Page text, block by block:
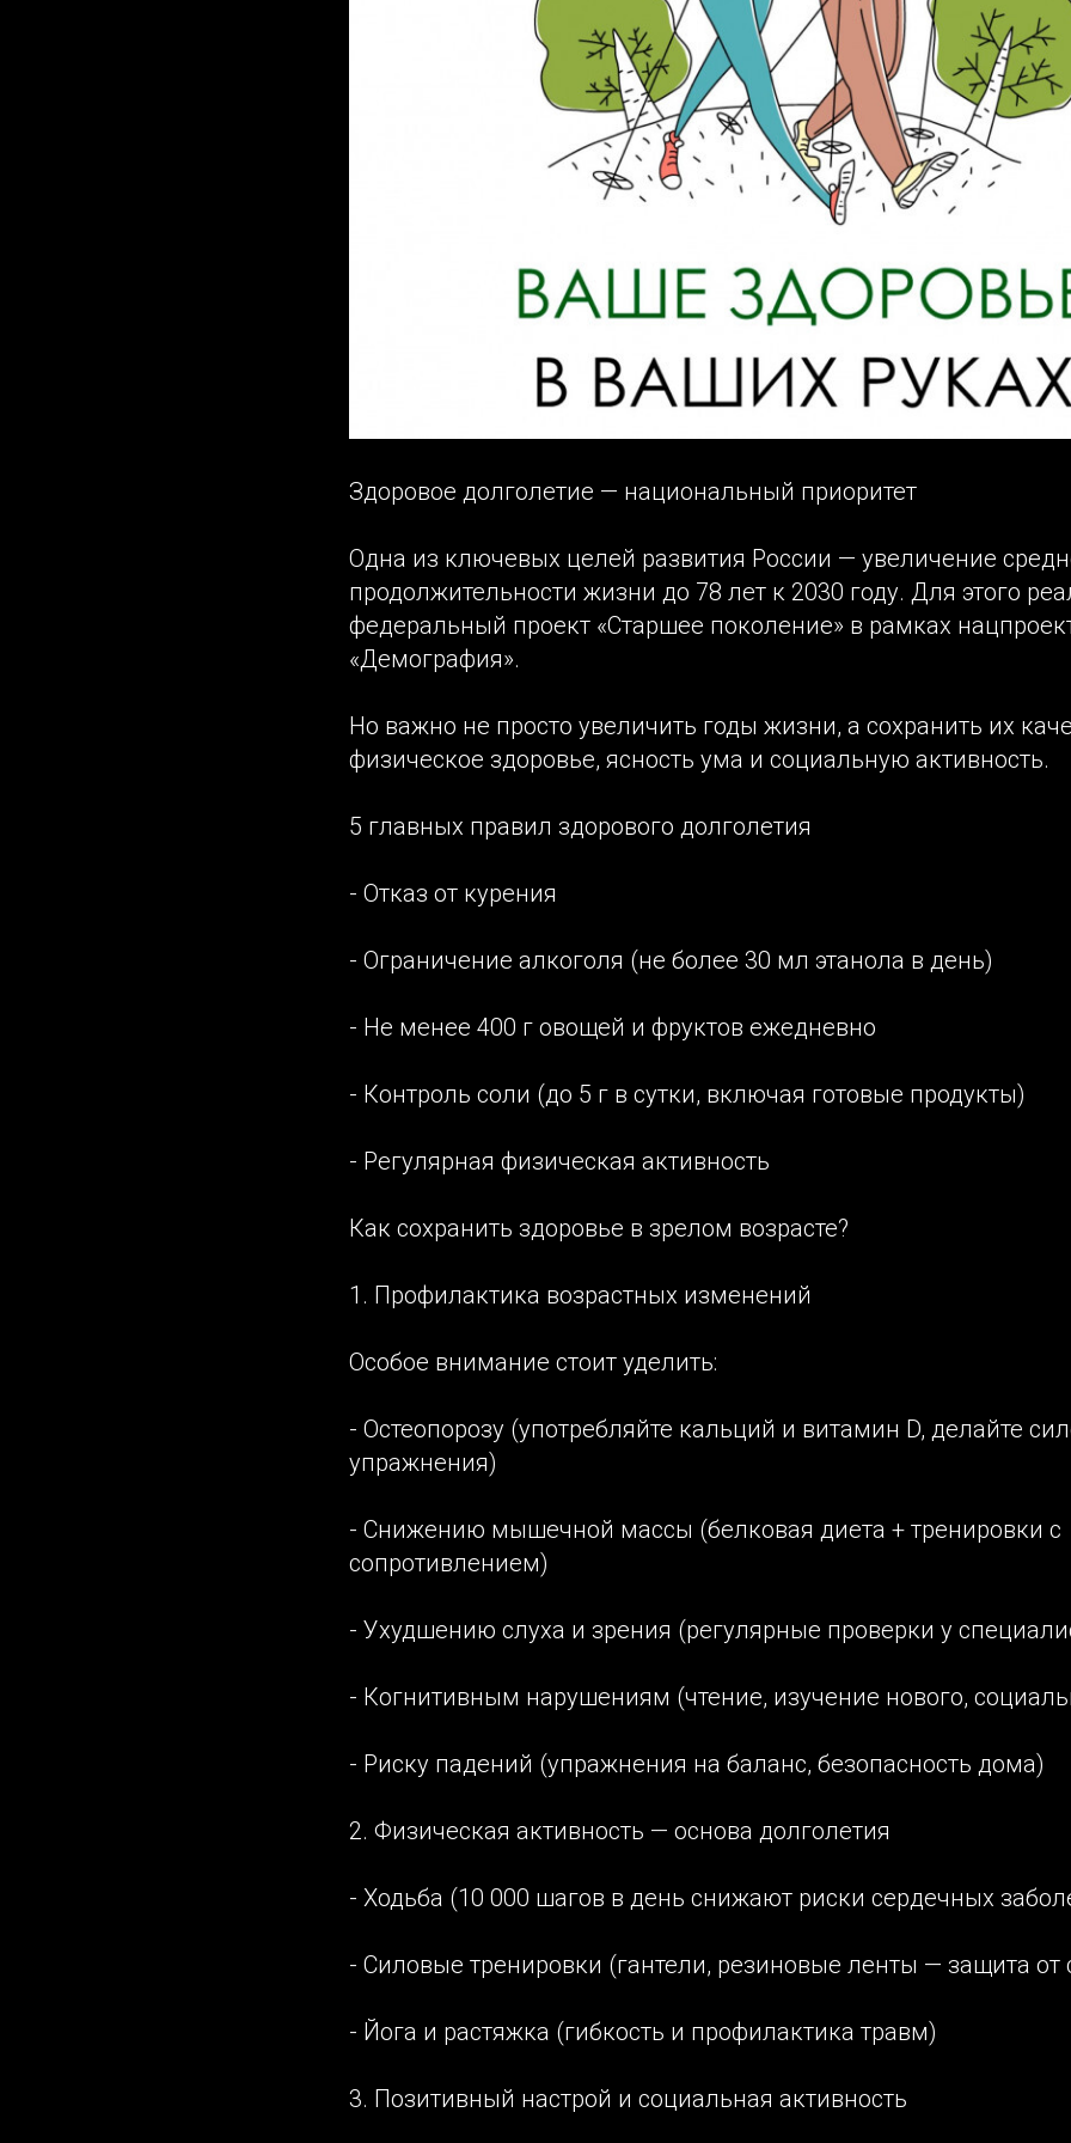
Здоровое долголетие — национальный приоритет
Одна из ключевых целей развития России — увеличение
продолжительности жизни до 78 лет к 2030 году. Для этого
федеральный проект «Старшее поколение» в рамках
«Демография».
Но важно не просто увеличить годы жизни, а сохранить их
физическое здоровье, ясность ума и социальную активность.
5 главных правил здорового долголетия
- Отказ от курения
- Ограничение алкоголя (не более 30 мл этанола в день)
- Не менее 400 г овощей и фруктов ежедневно
- Контроль соли (до 5 г в сутки, включая готовые продукты)
- Регулярная физическая активность
Как сохранить здоровье в зрелом возрасте?
1. Профилактика возрастных изменений
Особое внимание стоит уделить:
- Остеопорозу (употребляйте кальций и витамин D, делайте
упражнения)
- Снижению мышечной массы (белковая диета + тренировки с
сопротивлением)
- Ухудшению слуха и зрения (регулярные проверки у
- Когнитивным нарушениям (чтение, изучение нового,
- Риску падений (упражнения на баланс, безопасность дома)
2. Физическая активность — основа долголетия
- Ходьба (10 000 шагов в день снижают риски сердечных
- Силовые тренировки (гантели, резиновые ленты — защита от
- Йога и растяжка (гибкость и профилактика травм)
3. Позитивный настрой и социальная активность